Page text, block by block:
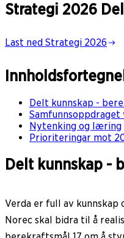
Strategi 2026
Last ned Strategi 2026
Delt kunnskap -
Samfunnsoppdraget
Nytenking og læring
Prioriteringar mot
Delt kunnskap -
Verda er full av
Norec skal bidra til å